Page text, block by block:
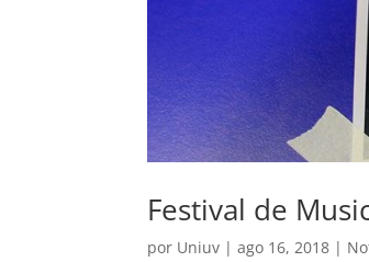
Festival de
por Uniuv |ago 16, 2018 |